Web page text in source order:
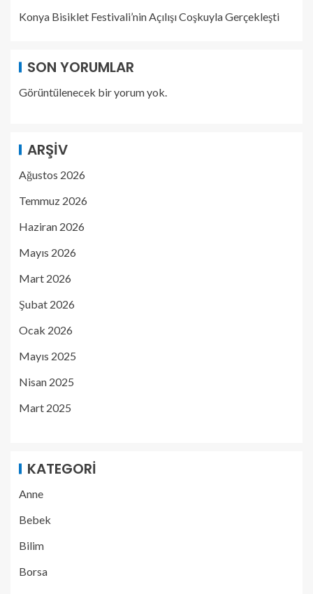
Konya Bisiklet Festivali’nin Açılışı Coşkuyla Gerçekleşti
SON YORUMLAR
Görüntülenecek bir yorum yok.
ARŞIV
Ağustos 2026
Temmuz 2026
Haziran 2026
Mayıs 2026
Mart 2026
Şubat 2026
Ocak 2026
Mayıs 2025
Nisan 2025
Mart 2025
KATEGORI
Anne
Bebek
Bilim
Borsa